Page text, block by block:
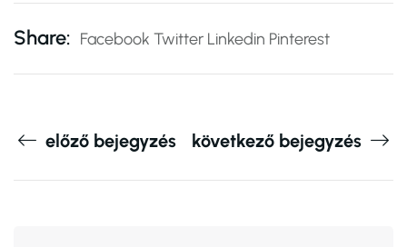
Share: Facebook Twitter Linkedin Pinterest
előző bejegyzés következő bejegyzés